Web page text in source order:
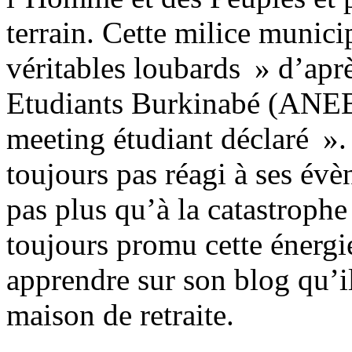
terrain. Cette milice
véritables loubards »
Etudiants Burkinabé
meeting étudiant déclaré
toujours pas réagi à ses
pas plus qu’à la
toujours promu cette
apprendre sur son blog
maison de retraite.